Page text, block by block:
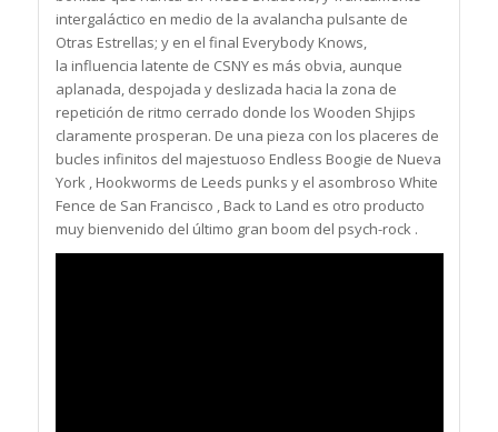
intergaláctico en medio de la avalancha pulsante de
Otras Estrellas; y en el final Everybody Knows,
la influencia latente de CSNY es más obvia, aunque
aplanada, despojada y deslizada hacia la zona de
repetición de ritmo cerrado donde los Wooden Shjips
claramente prosperan. De una pieza con los placeres de
bucles infinitos del majestuoso Endless Boogie de Nueva
York , Hookworms de Leeds punks y el asombroso White
Fence de San Francisco , Back to Land es otro producto
muy bienvenido del último gran boom del psych-rock .